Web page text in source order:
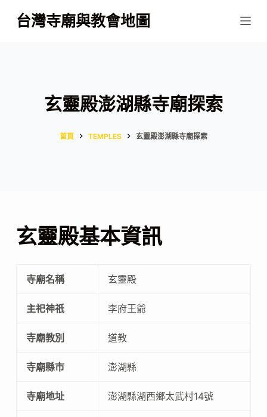
跳
至
台灣寺廟與教會地圖
玄靈殿澎湖縣寺廟探索
首頁 TEMPLES 玄靈殿澎湖縣寺廟探索
玄靈殿基本資訊
寺廟名稱 玄靈殿
主祀神祇 李府王爺
寺廟教別 道教
寺廟縣市 澎湖縣
寺廟地址 澎湖縣湖西鄉太武村14號